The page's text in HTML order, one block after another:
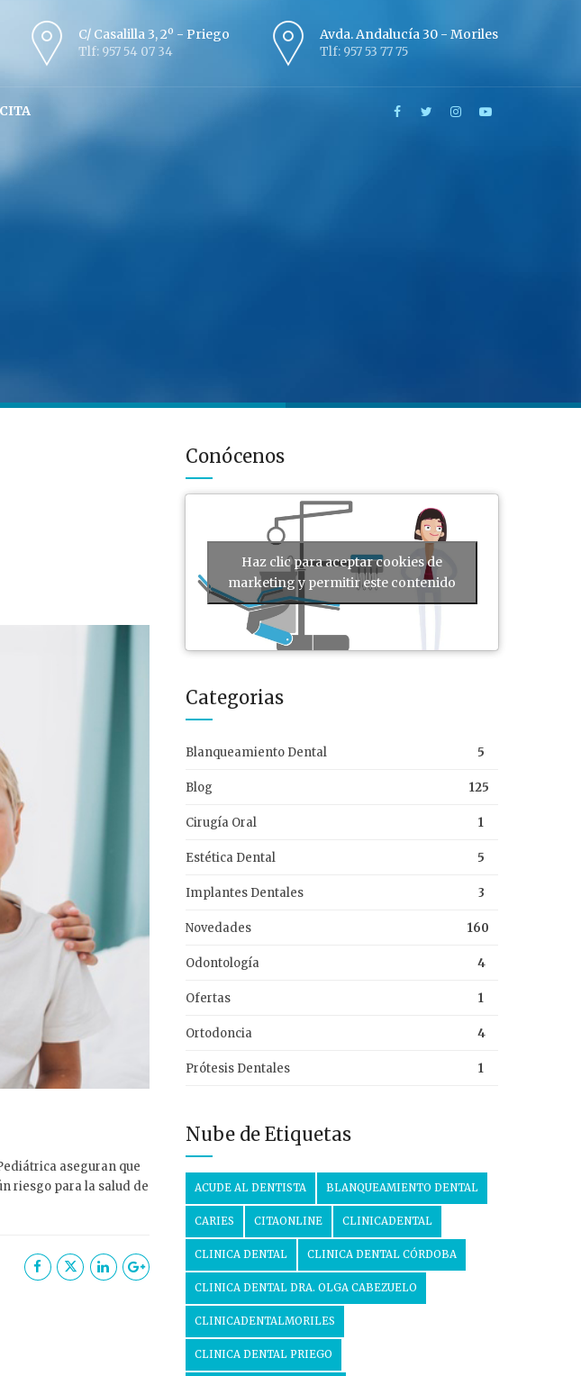
C/ Casalilla 3, 2º - Priego
Tlf: 957 54 07 34
Avda. Andalucía 30 - Moriles
Tlf: 957 53 77 75
aseguran que
riesgo para la salud de
Conócenos
Haz clic para aceptar cookies de
marketing y permitir este contenido
Categorias
Blanqueamiento Dental 5
Blog 125
Cirugía Oral 1
Estética Dental 5
Implantes Dentales 3
Novedades 160
Odontología 4
Ofertas 1
Ortodoncia 4
Prótesis Dentales 1
Nube de Etiquetas
ACUDE AL DENTISTA BLANQUEAMIENTO DENTAL
CARIES CITAONLINE CLINICADENTAL
CLINICA DENTAL CLINICA DENTAL CÓRDOBA
CLINICA DENTAL DRA. OLGA CABEZUELO
CLINICADENTALMORILES
CLINICA DENTAL PRIEGO